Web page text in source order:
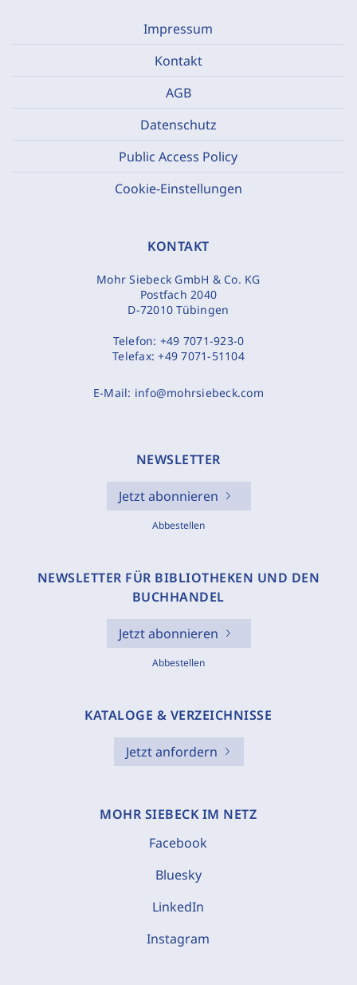
Impressum
Kontakt
AGB
Datenschutz
Public Access Policy
Cookie-Einstellungen
KONTAKT
Mohr Siebeck GmbH & Co. KG
Postfach 2040
D-72010 Tübingen
Telefon: +49 7071-923-0
Telefax:+49 7071-51104
E-Mail: info@mohrsiebeck.com
NEWSLETTER
Jetzt abonnieren
Abbestellen
NEWSLETTER FÜR BIBLIOTHEKEN UND DEN
BUCHHANDEL
Jetzt abonnieren
Abbestellen
KATALOGE & VERZEICHNISSE
Jetzt anfordern
MOHR SIEBECK IM NETZ
Facebook
Bluesky
LinkedIn
Instagram